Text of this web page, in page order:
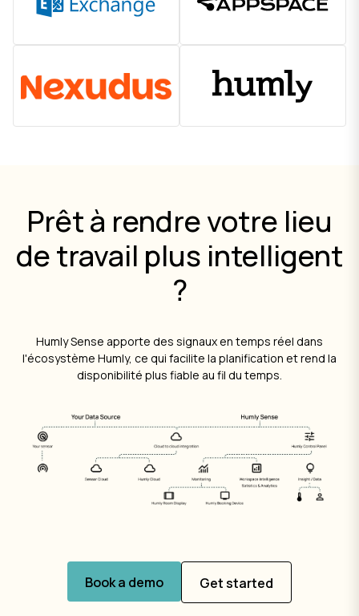
Prêt à rendre votre lieu
de travail plus intelligent
?
Humly Sense apporte des signaux en temps réel dans
l'écosystème Humly, ce qui facilite la planification et rend la
disponibilité plus fiable au fil du temps.
Book a demo Get started